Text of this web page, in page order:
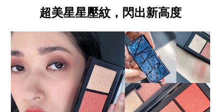
超美星星壓紋，閃出新高度